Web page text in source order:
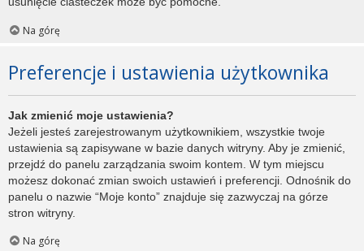
Na górę
Preferencje i ustawienia użytkownika
Jak zmienić moje ustawienia?
Jeżeli jesteś zarejestrowanym użytkownikiem, wszystkie twoje
ustawienia są zapisywane w bazie danych witryny. Aby je zmienić,
przejdź do panelu zarządzania swoim kontem. W tym miejscu
możesz dokonać zmian swoich ustawień i preferencji. Odnośnik do
panelu o nazwie “Moje konto” znajduje się zazwyczaj na górze
stron witryny.
Na górę